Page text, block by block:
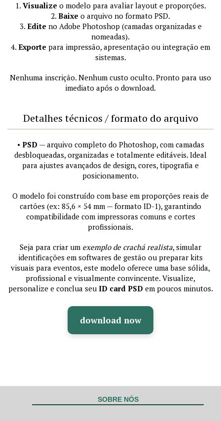
1. Visualize o modelo para avaliar layout e proporções.
2. Baixe o arquivo no formato PSD.
3. Edite no Adobe Photoshop (camadas organizadas e
nomeadas).
4. Exporte para impressão, apresentação ou integração em
sistemas.
Nenhuma inscrição. Nenhum custo oculto. Pronto para uso
imediato após o download.
Detalhes técnicos / formato do arquivo
• PSD — arquivo completo do Photoshop, com camadas
desbloqueadas, organizadas e totalmente editáveis. Ideal
para ajustes avançados de design, cores, tipografia e
posicionamento.
O modelo foi construído com base em proporções reais de
cartões (ex: 85,6 × 54 mm — formato ID-1), garantindo
compatibilidade com impressoras comuns e cortes
profissionais.
Seja para criar um exemplo de crachá realista, simular
identificações em softwares de gestão ou preparar kits
visuais para eventos, este modelo oferece uma base sólida,
profissional e visualmente convincente. Visualize,
personalize e conclua seu ID card PSD em poucos minutos.
download now
SOBRE NÓS